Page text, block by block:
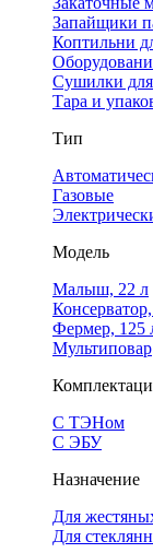
Запайщики
Коптильни
Сушилки
Тара и
Тип
Газовые
Модель
Малыш, 22 л
Фермер, 125
Мультиповар
С ТЭНом
С ЭБУ
Назначение
Для
Для